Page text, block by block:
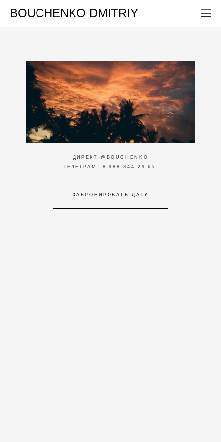
BOUCHENKO DMITRIY
ДИРЕКТ @BOUCHENKO
ТЕЛЕГРАМ 8 988 344 29 65
ЗАБРОНИРОВАТЬ ДАТУ